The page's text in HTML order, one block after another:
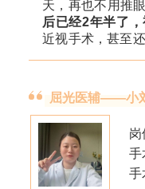
天，再也不用推
后已经2年半了
近视手术，甚至
屈光医辅——小
岗
手
手